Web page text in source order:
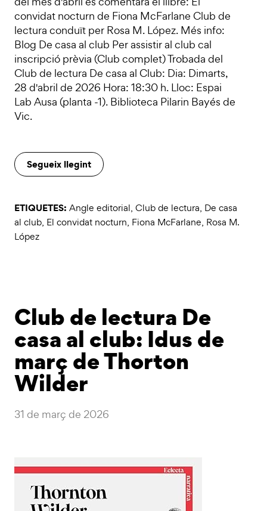
convidat nocturn de Fiona McFarlane Club de
lectura conduït per Rosa M. López. Més info:
Blog De casa al club Per assistir al club cal
inscripció prèvia (Club complet) Trobada del
Club de lectura De casa al Club: Dia: Dimarts,
28 d'abril de 2026 Hora: 18:30 h. Lloc: Espai
Lab Ausa (planta -1). Biblioteca Pilarin Bayés de
Vic.
Segueix llegint
ETIQUETES: Angle editorial, Club de lectura, De casa
al club, El convidat nocturn, Fiona McFarlane, Rosa M.
López
Club de lectura De
casa al club: Idus de
març de Thorton
Wilder
31 de març de 2026